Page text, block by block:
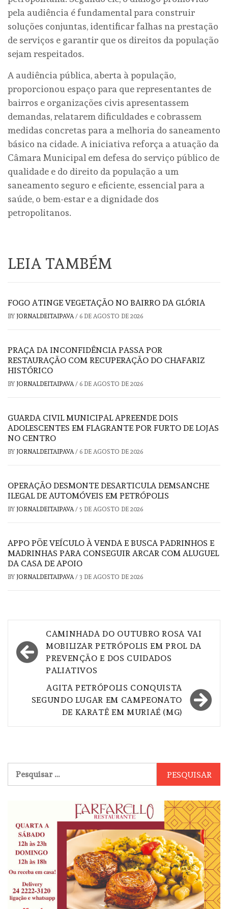
pela audiência é fundamental para construir
soluções conjuntas, identificar falhas na prestação
de serviços e garantir que os direitos da população
sejam respeitados.
A audiência pública, aberta à população,
proporcionou espaço para que representantes de
bairros e organizações civis apresentassem
demandas, relatarem dificuldades e cobrassem
medidas concretas para a melhoria do saneamento
básico na cidade. A iniciativa reforça a atuação da
Câmara Municipal em defesa do serviço público de
qualidade e do direito da população a um
saneamento seguro e eficiente, essencial para a
saúde, o bem-estar e a dignidade dos
petropolitanos.
LEIA TAMBÉM
FOGO ATINGE VEGETAÇÃO NO BAIRRO DA GLÓRIA
BY JORNALDEITAIPAVA/ 6 DE AGOSTO DE 2026
PRAÇA DA INCONFIDÊNCIA PASSA POR
RESTAURAÇÃO COM RECUPERAÇÃO DO CHAFARIZ
HISTÓRICO
BY JORNALDEITAIPAVA/ 6 DE AGOSTO DE 2026
GUARDA CIVIL MUNICIPAL APREENDE DOIS
ADOLESCENTES EM FLAGRANTE POR FURTO DE LOJAS
NO CENTRO
BY JORNALDEITAIPAVA/ 6 DE AGOSTO DE 2026
OPERAÇÃO DESMONTE DESARTICULA DEMSANCHE
ILEGAL DE AUTOMÓVEIS EM PETRÓPOLIS
BY JORNALDEITAIPAVA/ 5 DE AGOSTO DE 2026
APPO PÕE VEÍCULO À VENDA E BUSCA PADRINHOS E
MADRINHAS PARA CONSEGUIR ARCAR COM ALUGUEL
DA CASA DE APOIO
BY JORNALDEITAIPAVA/ 3 DE AGOSTO DE 2026
Navegação
de
Post
CAMINHADA DO OUTUBRO ROSA VAI
MOBILIZAR PETRÓPOLIS EM PROL DA
PREVENÇÃO E DOS CUIDADOS
PALIATIVOS
AGITA PETRÓPOLIS CONQUISTA
SEGUNDO LUGAR EM CAMPEONATO
DE KARATÊ EM MURIAÉ (MG)
por: